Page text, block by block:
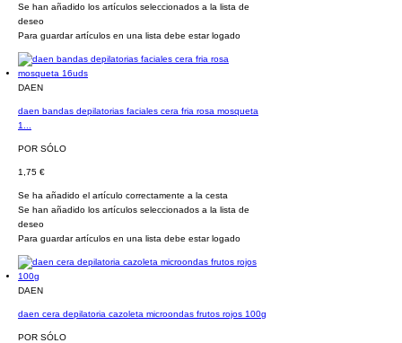
Se han añadido los artículos seleccionados a la lista de
deseo
Para guardar artículos en una lista debe estar logado
DAEN
daen bandas depilatorias faciales cera fria rosa mosqueta
1...
POR SÓLO
1,75 €
Se ha añadido el artículo correctamente a la cesta
Se han añadido los artículos seleccionados a la lista de
deseo
Para guardar artículos en una lista debe estar logado
DAEN
daen cera depilatoria cazoleta microondas frutos rojos 100g
POR SÓLO